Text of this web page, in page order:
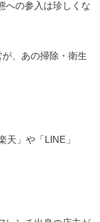
への参入は珍しくな
が、あの掃除・衛生
天」や「LINE」